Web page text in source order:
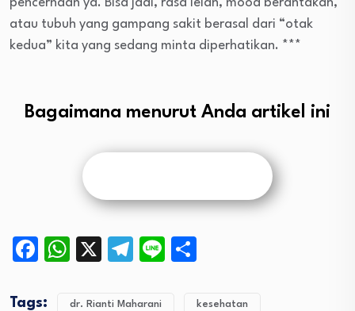
atau tubuh yang gampang sakit berasal dari “otak
kedua” kita yang sedang minta diperhatikan. ***
Bagaimana menurut Anda artikel ini
Facebook
WhatsApp
X Telegram
Line
Tags: dr. Rianti Maharani kesehatan